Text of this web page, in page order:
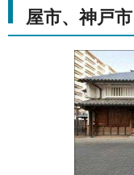
屋市、神戸市